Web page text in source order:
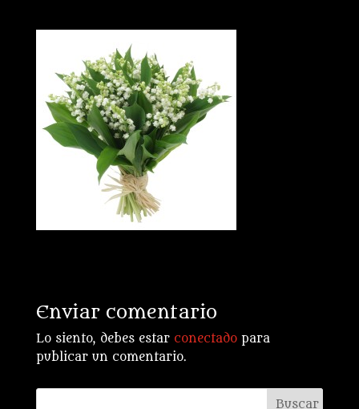
Enviar comentario
Lo siento, debes estar conectadopara
publicar un comentario.